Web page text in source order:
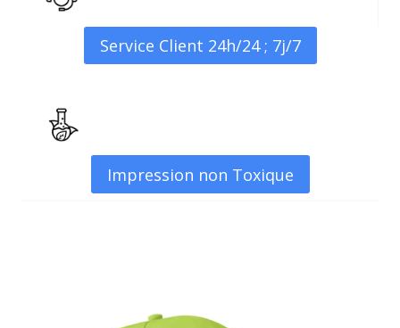
Service Client 24h/24 ; 7j/7
Impression non Toxique